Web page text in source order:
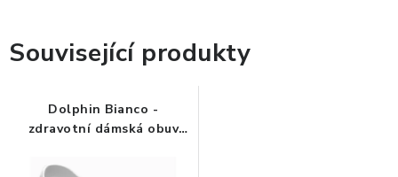
ORGANIZACE KABELŮ
STOJANY NA DOKUMENTY
Související produkty
Dolphin Bianco -
zdravotní dámská obuv